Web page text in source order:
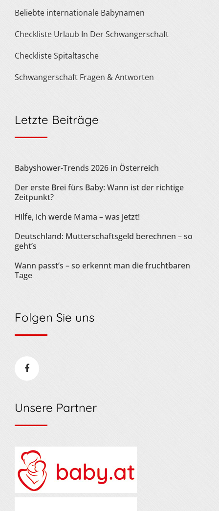
Beliebte internationale Babynamen
Checkliste Urlaub In Der Schwangerschaft
Checkliste Spitaltasche
Schwangerschaft Fragen & Antworten
Letzte Beiträge
Babyshower-Trends 2026 in Österreich
Der erste Brei fürs Baby: Wann ist der richtige
Zeitpunkt?
Hilfe, ich werde Mama – was jetzt!
Deutschland: Mutterschaftsgeld berechnen – so
geht’s
Wann passt’s – so erkennt man die fruchtbaren
Tage
Folgen Sie uns
Unsere Partner